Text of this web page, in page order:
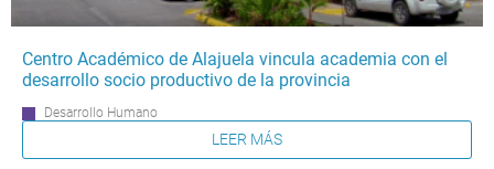
Centro Académico de Alajuela vincula academia con el
desarrollo socio productivo de la provincia
Desarrollo Humano
LEER MÁS